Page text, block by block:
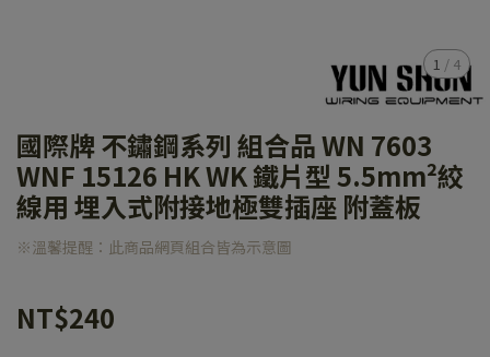
1 / 4
國際牌 不鏽鋼系列 組合品 WN 7603
WNF 15126 HK WK 鐵片型 5.5mm²絞
線用 埋入式附接地極雙插座 附蓋板
※溫馨提醒：此商品網頁組合皆為示意圖
NT$240